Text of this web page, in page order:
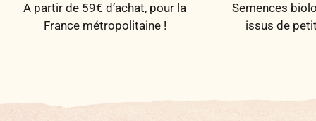
A partir de 59€ d’achat, pour la
France métropolitaine !
Semences
issus de